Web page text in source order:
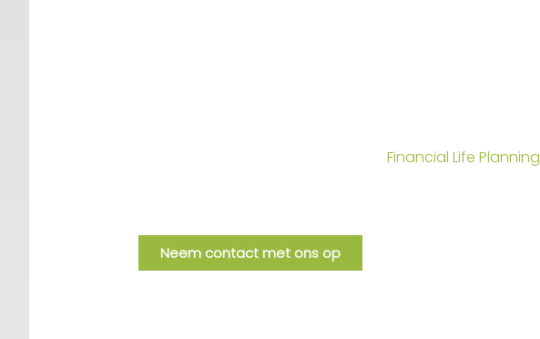
Financial Life Planning
Neem contact met ons op